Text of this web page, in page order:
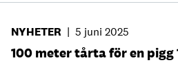
NYHETER | 5 juni 2025
100 meter tårta för en pigg